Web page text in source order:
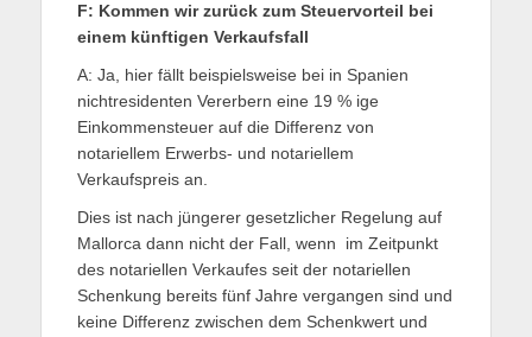
F: Kommen wir zurück zum Steuervorteil bei
einem künftigen Verkaufsfall
A: Ja, hier fällt beispielsweise bei in Spanien
nichtresidenten Vererbern eine 19 % ige
Einkommensteuer auf die Differenz von
notariellem Erwerbs- und notariellem
Verkaufspreis an.
Dies ist nach jüngerer gesetzlicher Regelung auf
Mallorca dann nicht der Fall, wenn im Zeitpunkt
des notariellen Verkaufes seit der notariellen
Schenkung bereits fünf Jahre vergangen sind und
keine Differenz zwischen dem Schenkwert und